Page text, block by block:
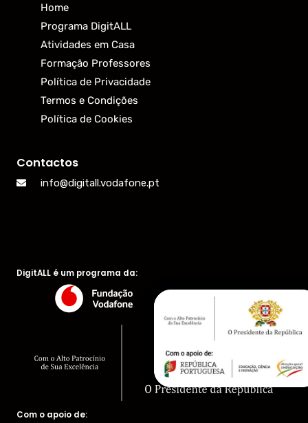
Home
Programa DigitALL
Atividades em Casa
Formação Professores
Política de Privacidade
Termos e Condições
Política de Cookies
Contactos
info@digitall.vodafone.pt
DigitALL é um programa da:
Com o apoio de: